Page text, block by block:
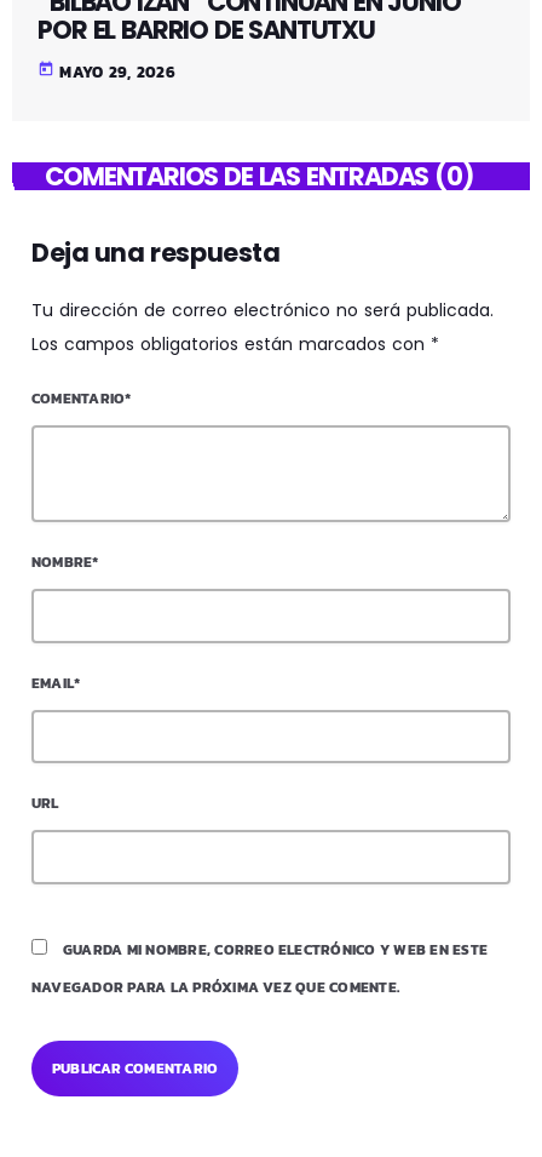
POR EL BARRIO DE SANTUTXU
today MAYO 29, 2026
COMENTARIOS DE LAS ENTRADAS (0)
Deja una respuesta
Tu dirección de correo electrónico no será publicada.
Los campos obligatorios están marcados con *
COMENTARIO*
NOMBRE*
EMAIL*
URL
GUARDA MI NOMBRE, CORREO ELECTRÓNICO Y WEB EN ESTE
NAVEGADOR PARA LA PRÓXIMA VEZ QUE COMENTE.